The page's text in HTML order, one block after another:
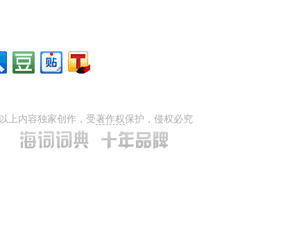
以上内容独家创作，受著作权保护，侵权必究